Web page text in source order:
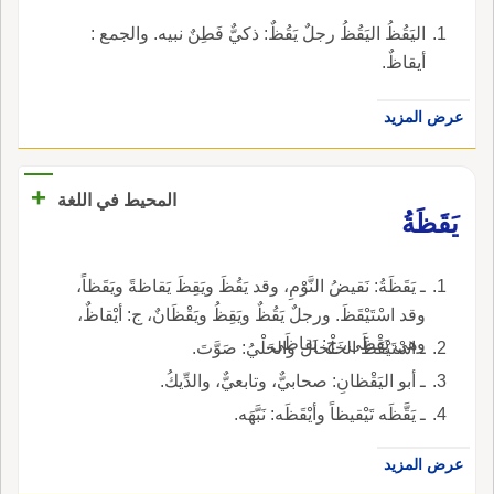
اليَقُظُ اليَقُظُ رجلٌ يَقُظٌ: ذكيٌّ فَطِنٌ نبيه. والجمع :
أيقاظٌ.
عرض المزيد
المحيط في اللغة
+
يَقَظَةُ
ـ يَقَظَةُ: نَقيضُ النَّوْمِ، وقد يَقُظَ ويَقِظَ يَقاظةً ويَقَظاً،
وقد اسْتَيْقَظَ. ورجلٌ يَقُظٌ ويَقِظُ ويَقْظَانٌ، ج: أيْقاظٌ،
وهي يَقْظَى، ج: يَقاظَى.
ـ اسْتَيْقَظَ الخَلْخال والحَلْيُ: صَوَّتَ.
ـ أبو اليَقْظانِ: صحابيٌّ، وتابعيٌّ، والدِّيكُ.
ـ يَقَّظَه تَيْقيظاً وأيْقَظَه: نَبَّهَه.
عرض المزيد